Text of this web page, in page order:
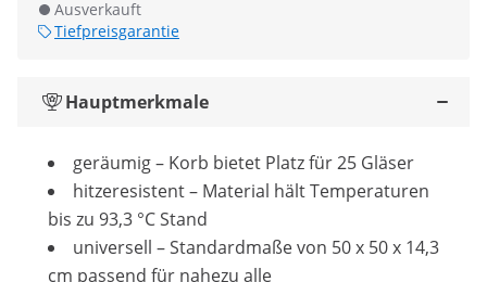
Ausverkauft
Tiefpreisgarantie
Hauptmerkmale
geräumig – Korb bietet Platz für 25 Gläser
hitzeresistent – Material hält Temperaturen
bis zu 93,3 °C Stand
universell – Standardmaße von 50 x 50 x 14,3
cm passend für nahezu alle